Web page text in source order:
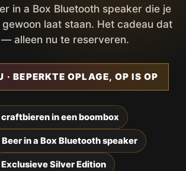
in a Box Bluetooth speaker die je
laat staan. Het cadeau dat
alleen nu te reserveren.
· BEPERKTE OPLAGE, OP IS OP
in een boombox
in a Box Bluetooth speaker
Exclusieve Silver Edition